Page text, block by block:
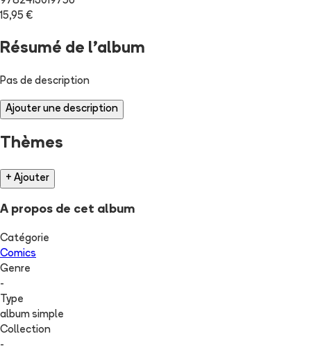
15,95 €
Résumé de l'album
Pas de description
Ajouter une description
Thèmes
+ Ajouter
A propos de cet album
Catégorie
Comics
Genre
-
Type
album simple
Collection
-